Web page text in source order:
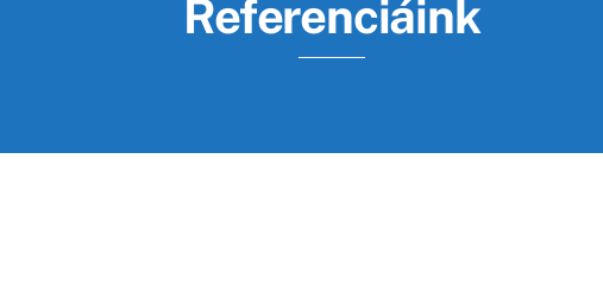
Referenciáink